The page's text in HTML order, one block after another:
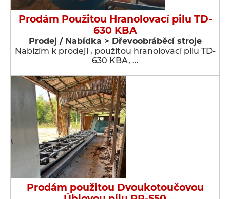
Prodám Použitou Hranolovací pilu TD-
630 KBA
Prodej / Nabídka > Dřevoobráběcí stroje
Nabízím k prodeji , použitou hranolovací pilu TD-
630 KBA, …
Prodám použitou Dvoukotoučovou